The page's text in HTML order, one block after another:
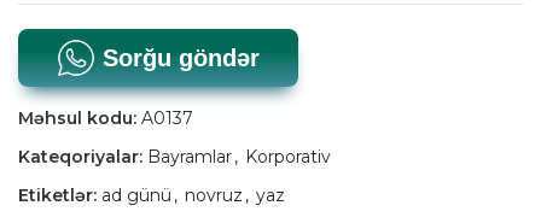
Sorğu göndər
Məhsul kodu: A0137
Kateqoriyalar: Bayramlar, Korporativ
Etiketlər: ad günü , novruz , yaz